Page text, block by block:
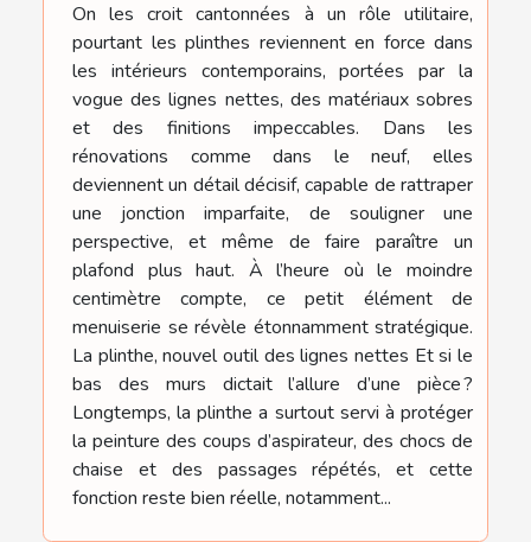
On les croit cantonnées à un rôle utilitaire,
pourtant les plinthes reviennent en force dans
les intérieurs contemporains, portées par la
vogue des lignes nettes, des matériaux sobres
et des finitions impeccables. Dans les
rénovations comme dans le neuf, elles
deviennent un détail décisif, capable de rattraper
une jonction imparfaite, de souligner une
perspective, et même de faire paraître un
plafond plus haut. À l’heure où le moindre
centimètre compte, ce petit élément de
menuiserie se révèle étonnamment stratégique.
La plinthe, nouvel outil des lignes nettes Et si le
bas des murs dictait l’allure d’une pièce ?
Longtemps, la plinthe a surtout servi à protéger
la peinture des coups d’aspirateur, des chocs de
chaise et des passages répétés, et cette
fonction reste bien réelle, notamment...